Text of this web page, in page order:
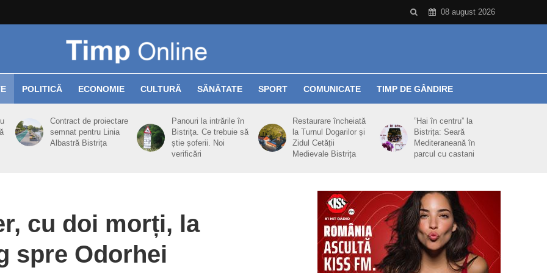
08 august 2026
POLITICĂ ECONOMIE CULTURĂ SĂNĂTATE SPORT COMUNICATE TIMP DE GÂNDIRE
Contract de proiectare
semnat pentru Linia
Albastră Bistrița
Panouri la intrările în
Bistrița. Ce trebuie să
știe șoferii. Noi
verificări
Restaurare încheiată
la Turnul Dogarilor și
Zidul Cetății
Medievale Bistrița
”Hai în centru” la
Bistrița: Seară
Mediteraneană în
parcul cu castani
cu doi morți, la
spre Odorhei